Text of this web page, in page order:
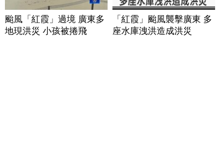
颱風「紅霞」過境 廣東多
地現洪災 小孩被捲飛
「紅霞」颱風襲擊廣東 多
座水庫洩洪造成洪災